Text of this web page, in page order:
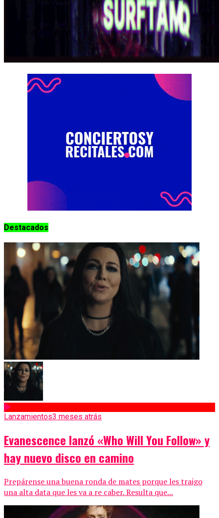
Destacados
Lanzamientos3 meses atrás
Evanescence lanzó «Who Will You Follow» y
hay nuevo disco en camino
Prepárense una buena ronda de mates porque les traigo
una alta data que les va a re caber. Resulta que...